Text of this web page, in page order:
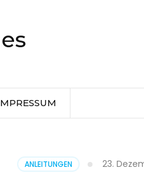
ANLEITUNGEN 23.